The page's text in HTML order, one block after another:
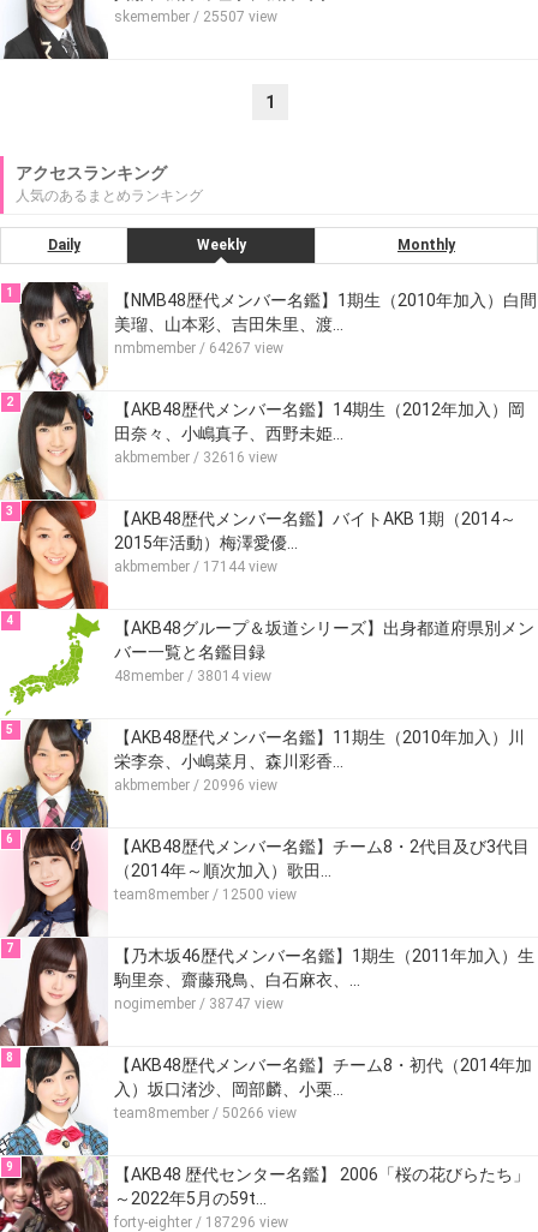
skemember / 25507 view
1
アクセスランキング
人気のあるまとめランキング
Daily Weekly Monthly
1
【NMB48歴代メンバー名鑑】1期生（2010年加入）白間
美瑠、山本彩、吉田朱里、渡…
nmbmember / 64267 view
2
【AKB48歴代メンバー名鑑】14期生（2012年加入）岡
田奈々、小嶋真子、西野未姫…
akbmember / 32616 view
3
【AKB48歴代メンバー名鑑】バイトAKB 1期（2014～
2015年活動）梅澤愛優…
akbmember / 17144 view
4
【AKB48グループ＆坂道シリーズ】出身都道府県別メン
バー一覧と名鑑目録
48member / 38014 view
5
【AKB48歴代メンバー名鑑】11期生（2010年加入）川
栄李奈、小嶋菜月、森川彩香…
akbmember / 20996 view
6
【AKB48歴代メンバー名鑑】チーム8・2代目及び3代目
（2014年～順次加入）歌田…
team8member / 12500 view
7
【乃木坂46歴代メンバー名鑑】1期生（2011年加入）生
駒里奈、齋藤飛鳥、白石麻衣、…
nogimember / 38747 view
8
【AKB48歴代メンバー名鑑】チーム8・初代（2014年加
入）坂口渚沙、岡部麟、小栗…
team8member / 50266 view
9
【AKB48 歴代センター名鑑】 2006「桜の花びらたち」
～2022年5月の59t…
forty-eighter / 187296 view